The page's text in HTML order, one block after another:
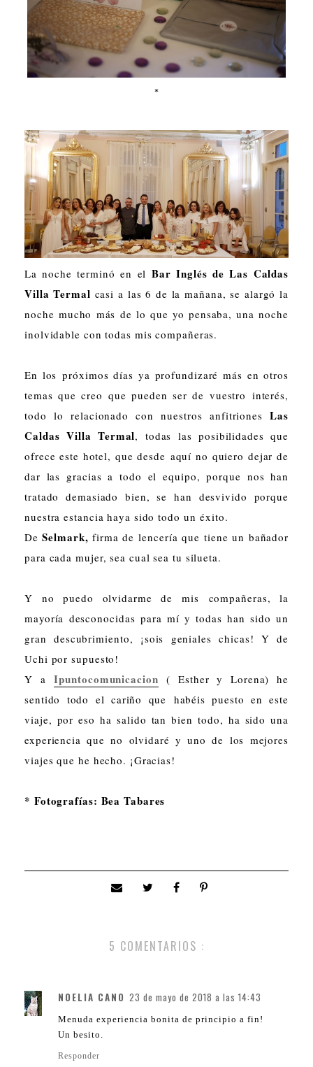
*
La noche terminó en el Bar Inglés de Las Caldas
Villa Termal casi a las 6 de la mañana, se alargó la
noche mucho más de lo que yo pensaba, una noche
inolvidable con todas mis compañeras.
En los próximos días ya profundizaré más en otros
temas que creo que pueden ser de vuestro interés,
todo lo relacionado con nuestros anfitrionesLas
Caldas Villa Termal, todas las posibilidades que
ofrece este hotel, que desde aquí no quiero dejar de
dar las gracias a todo el equipo, porque nos han
tratado demasiado bien, se han desvivido porque
nuestra estancia haya sido todo un éxito.
DeSelmark,firma de lencería que tiene un bañador
para cada mujer, sea cual sea tu silueta.
Y no puedo olvidarme de mis compañeras, la
mayoría desconocidas para mí y todas han sido un
gran descubrimiento, ¡sois geniales chicas! Y de
Uchi por supuesto!
Y aIpuntocomunicacion ( Esther y Lorena) he
sentido todo el cariño que habéis puesto en este
viaje, por eso ha salido tan bien todo, ha sido una
experiencia que no olvidaré y uno de los mejores
viajes que he hecho. ¡Gracias!
* Fotografías: Bea Tabares
5 COMENTARIOS :
NOELIA CANO 23 de mayo de 2018 a las 14:43
Menuda experiencia bonita de principio a fin!
Un besito.
Responder